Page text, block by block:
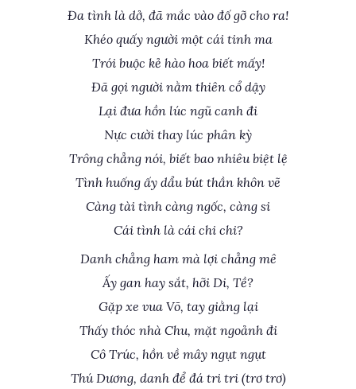
Đa tình là dở, đã mắc vào đố gỡ cho ra!
Khéo quấy người một cái tinh ma
Trói buộc kẻ hào hoa biết mấy!
Đã gọi người nằm thiên cổ dậy
Lại đưa hồn lúc ngũ canh đi
Nực cười thay lúc phân kỳ
Trông chẳng nói, biết bao nhiêu biệt lệ
Tình huống ấy dẩu bút thần khôn vẽ
Càng tài tình càng ngốc, càng si
Cái tình là cái chi chi?
Danh chẳng ham mà lợi chẳng mê
Ấy gan hay sắt, hỡi Di, Tề?
Gặp xe vua Võ, tay giằng lại
Thấy thóc nhà Chu, mặt ngoảnh đi
Cô Trúc, hồn về mây ngụt ngụt
Thú Dương, danh để đá tri tri (trơ trơ)